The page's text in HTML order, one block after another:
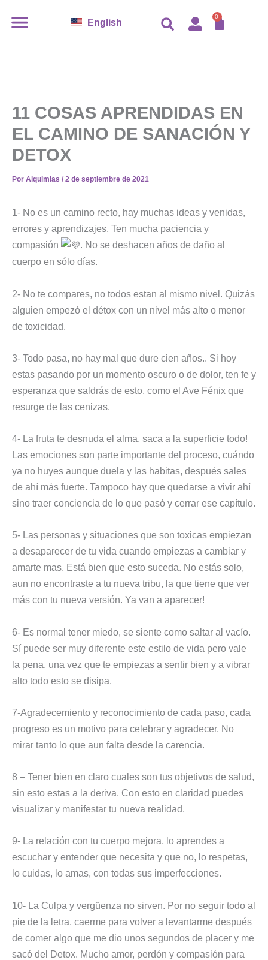
English 0
11 COSAS APRENDIDAS EN
EL CAMINO DE SANACIÓN Y
DETOX
Por Alquimias / 2 de septiembre de 2021
1- No es un camino recto, hay muchas ideas y venidas,
errores y aprendizajes. Ten mucha paciencia y
compasión
. No se deshacen años de daño al
cuerpo en sólo días.
2- No te compares, no todos estan al mismo nivel. Quizás
alguien empezó el détox con un nivel más alto o menor
de toxicidad.
3- Todo pasa, no hay mal que dure cien años.. Si hoy
estas pasando por un momento oscuro o de dolor, ten fe y
esperanza que saldrás de esto, como el Ave Fénix que
resurge de las cenizas.
4- La fruta te desnuda el alma, saca a la superficie todo!
Las emociones son parte importante del proceso, cuándo
ya no huyes aunque duela y las habitas, después sales
de ahí más fuerte. Tampoco hay que quedarse a vivir ahí
sino traer conciencia de lo que pasó y cerrar ese capítulo.
5- Las personas y situaciones que son toxicas empiezan
a desaparecer de tu vida cuando empiezas a cambiar y
amarte mas. Está bien que esto suceda. No estás solo,
aun no encontraste a tu nueva tribu, la que tiene que ver
más con tu nueva versión. Ya van a aparecer!
6- Es normal tener miedo, se siente como saltar al vacío.
Sí puede ser muy diferente este estilo de vida pero vale
la pena, una vez que te empiezas a sentir bien y a vibrar
alto todo esto se disipa.
7-Agradecemiento y reconocimiento de cada paso, cada
progreso es un motivo para celebrar y agradecer. No
mirar tanto lo que aun falta desde la carencia.
8 – Tener bien en claro cuales son tus objetivos de salud,
sin esto estas a la deriva. Con esto en claridad puedes
visualizar y manifestar tu nueva realidad.
9- La relación con tu cuerpo mejora, lo aprendes a
escuchar y entender que necesita y que no, lo respetas,
lo cuidas, lo amas, con todas sus imperfecciones.
10- La Culpa y vergüenza no sirven. Por no seguir todo al
pie de la letra, caerme para volver a levantarme después
de comer algo que me dio unos segundos de placer y me
sacó del Detox. Mucho amor, perdón y compasión para